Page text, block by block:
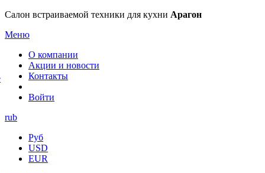
Салон встраиваемой техники для кухни Арагон
Меню
О компании
Акции и новости
Контакты
Войти
rub
Руб
USD
EUR